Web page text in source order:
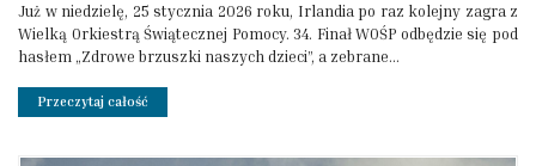
Już w niedzielę, 25 stycznia 2026 roku, Irlandia po raz kolejny zagra z
Wielką Orkiestrą Świątecznej Pomocy. 34. Finał WOŚP odbędzie się pod
hasłem „Zdrowe brzuszki naszych dzieci”, a zebrane...
Przeczytaj całość